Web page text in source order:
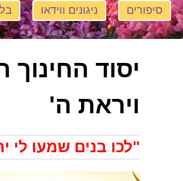
סיפורים ניגונים ווידאו
יסוד
ויראת ה'
"לכו בנים שמעו לי